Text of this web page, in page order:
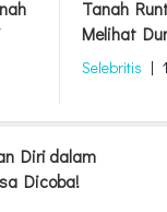
Tanah
Melihat
Selebritis |
Diri dalam
Dicoba!